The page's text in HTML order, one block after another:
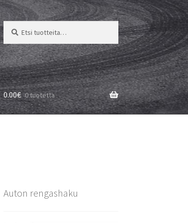
Etsi:
Haku
0.00€ 0 tuotetta
Auton rengashaku